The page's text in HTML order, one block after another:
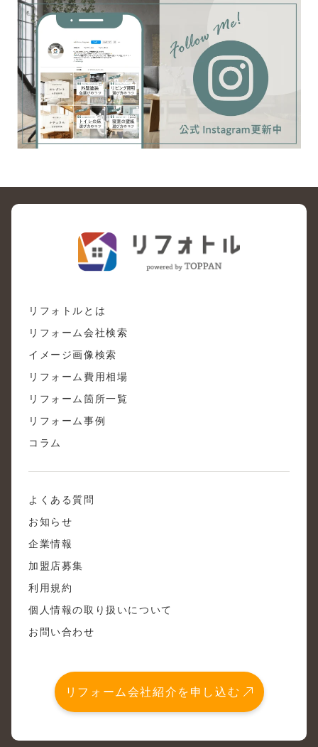
リフォトルとは
リフォーム会社検索
イメージ画像検索
リフォーム費用相場
リフォーム箇所一覧
リフォーム事例
コラム
よくある質問
お知らせ
企業情報
加盟店募集
利用規約
個人情報の取り扱いについて
お問い合わせ
リフォーム会社紹介を申し込む